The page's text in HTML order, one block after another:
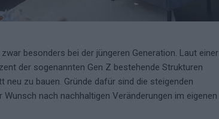
besonders bei der jüngeren Generation. Laut einer
der sogenannten Gen Z bestehende Strukturen
neu zu bauen. Gründe dafür sind die steigenden
nach nachhaltigen Veränderungen im eigenen